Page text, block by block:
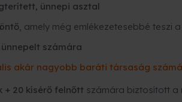
ünnepi asztal
, amely még emlékezetesebbé teszi
számára
akár nagyobb baráti társaság
+ 20 kísérő felnőtt számára biztosított a